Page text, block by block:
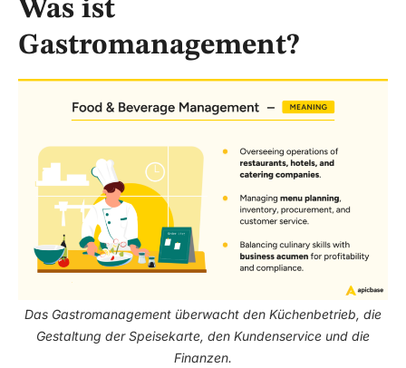
Was ist
Gastromanagement?
Das Gastromanagement überwacht den Küchenbetrieb, die
Gestaltung der Speisekarte, den Kundenservice und die
Finanzen.